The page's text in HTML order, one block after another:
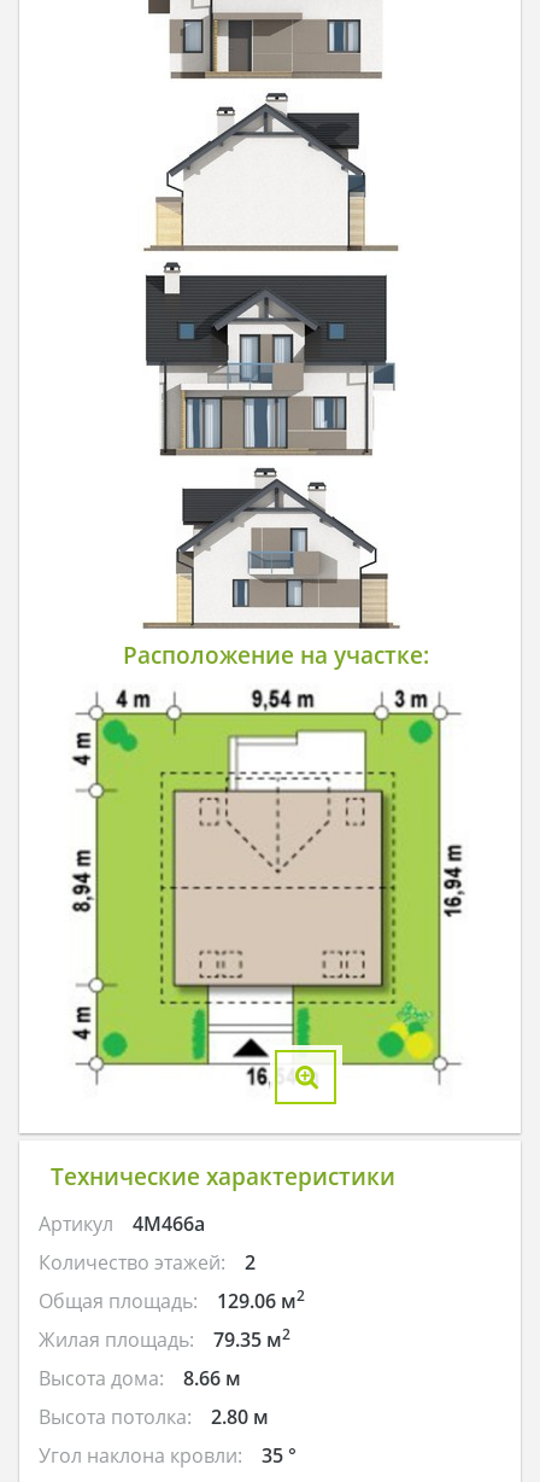
Расположение на участке:
Технические характеристики
Артикул
4M466a
Количество этажей:
2
Общая площадь:
129.06 м2
Жилая площадь: 79.35 м2
Высота дома:
8.66 м
Высота потолка:
2.80 м
Угол наклона кровли:
35 °